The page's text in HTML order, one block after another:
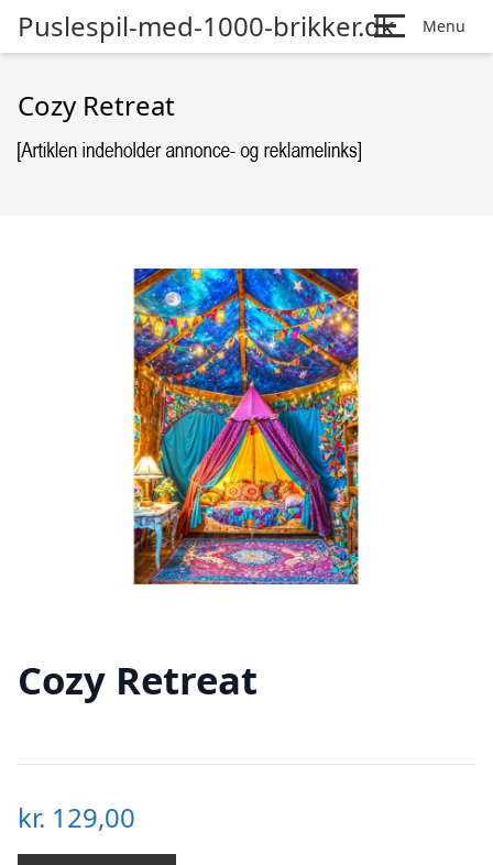
Puslespil-med-1000-brikker.dk Menu
Cozy Retreat
Cozy Retreat
kr. 129,00